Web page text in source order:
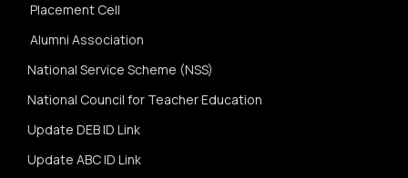
Placement Cell
Alumni Association
National Service Scheme (NSS)
National Council for Teacher Education
Update DEB ID Link
Update ABC ID Link